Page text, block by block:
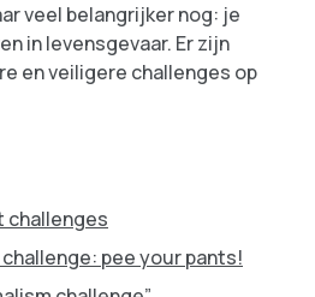
veel belangrijker nog: je
in levensgevaar. Er zijn
en veiligere challenges op
challenges
pee your pants!